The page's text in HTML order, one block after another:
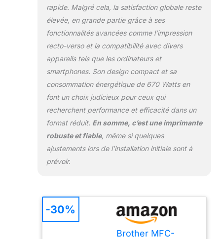
rapide. Malgré cela, la satisfaction globale reste
élevée, en grande partie grâce à ses
fonctionnalités avancées comme l’impression
recto-verso et la compatibilité avec divers
appareils tels que les ordinateurs et
smartphones. Son design compact et sa
consommation énergétique de 670 Watts en
font un choix judicieux pour ceux qui
recherchent performance et efficacité dans un
format réduit. En somme, c’est une imprimante
robuste et fiable, même si quelques
ajustements lors de l’installation initiale sont à
prévoir.
Brother MFC-
-30%